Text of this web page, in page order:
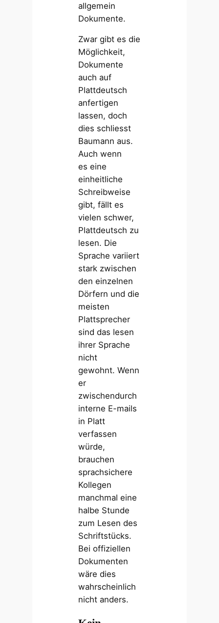
allgemein
Dokumente.
Zwar gibt es die
Möglichkeit,
Dokumente
auch auf
Plattdeutsch
anfertigen
lassen, doch
dies schliesst
Baumann aus.
Auch wenn
es eine
einheitliche
Schreibweise
gibt, fällt es
vielen schwer,
Plattdeutsch zu
lesen. Die
Sprache variiert
stark zwischen
den einzelnen
Dörfern und die
meisten
Plattsprecher
sind das lesen
ihrer Sprache
nicht
gewohnt. Wenn
er
zwischendurch
interne E-mails
in Platt
verfassen
würde,
brauchen
sprachsichere
Kollegen
manchmal eine
halbe Stunde
zum Lesen des
Schriftstücks.
Bei offiziellen
Dokumenten
wäre dies
wahrscheinlich
nicht anders.